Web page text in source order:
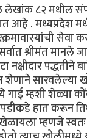
लेखांक ८२ मधील
आहे . मध्यप्रदेश
सेवा
श्रीमंत मानले
पद्धतीने
सारवलेल्या
म्हशी शेळ्या
हात करून
म्हणजे स्वतः